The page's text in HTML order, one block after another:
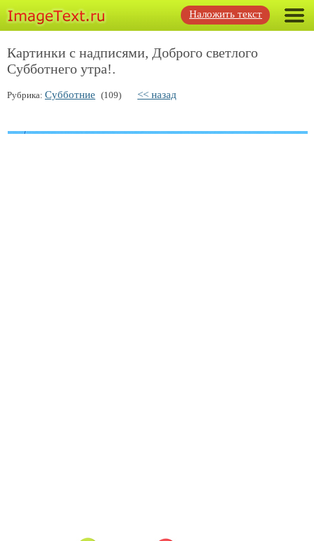
Наложить текст
Картинки с надписями, Доброго светлого
Субботнего утра!.
Рубрика: Субботние (109) << назад